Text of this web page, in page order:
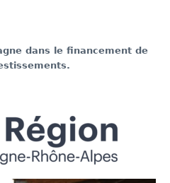
dans le financement de